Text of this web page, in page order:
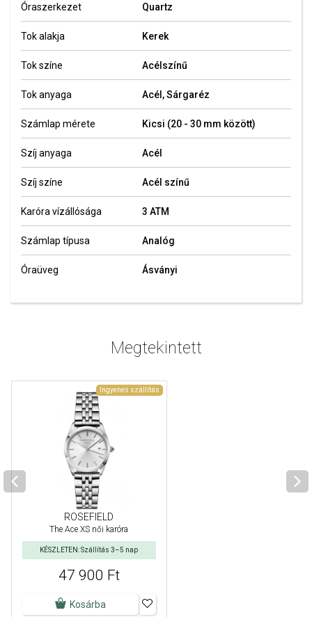
Óraszerkezet Quartz
Tok alakja Kerek
Tok színe Acélszínű
Tok anyaga Acél, Sárgaréz
Számlap mérete Kicsi (20 - 30 mm között)
Szíj anyaga Acél
Szíj színe Acél színű
Karóra vízállósága 3 ATM
Számlap típusa Analóg
Óraüveg Ásványi
Megtekintett
Ingyenes szállítás
ROSEFIELD
The Ace XS női karóra
KÉSZLETEN: Szállítás 3–5 nap
47 900 Ft
Kosárba